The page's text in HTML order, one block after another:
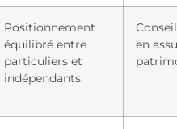
Positionnement
équilibré entre
particuliers et
indépendants.
en